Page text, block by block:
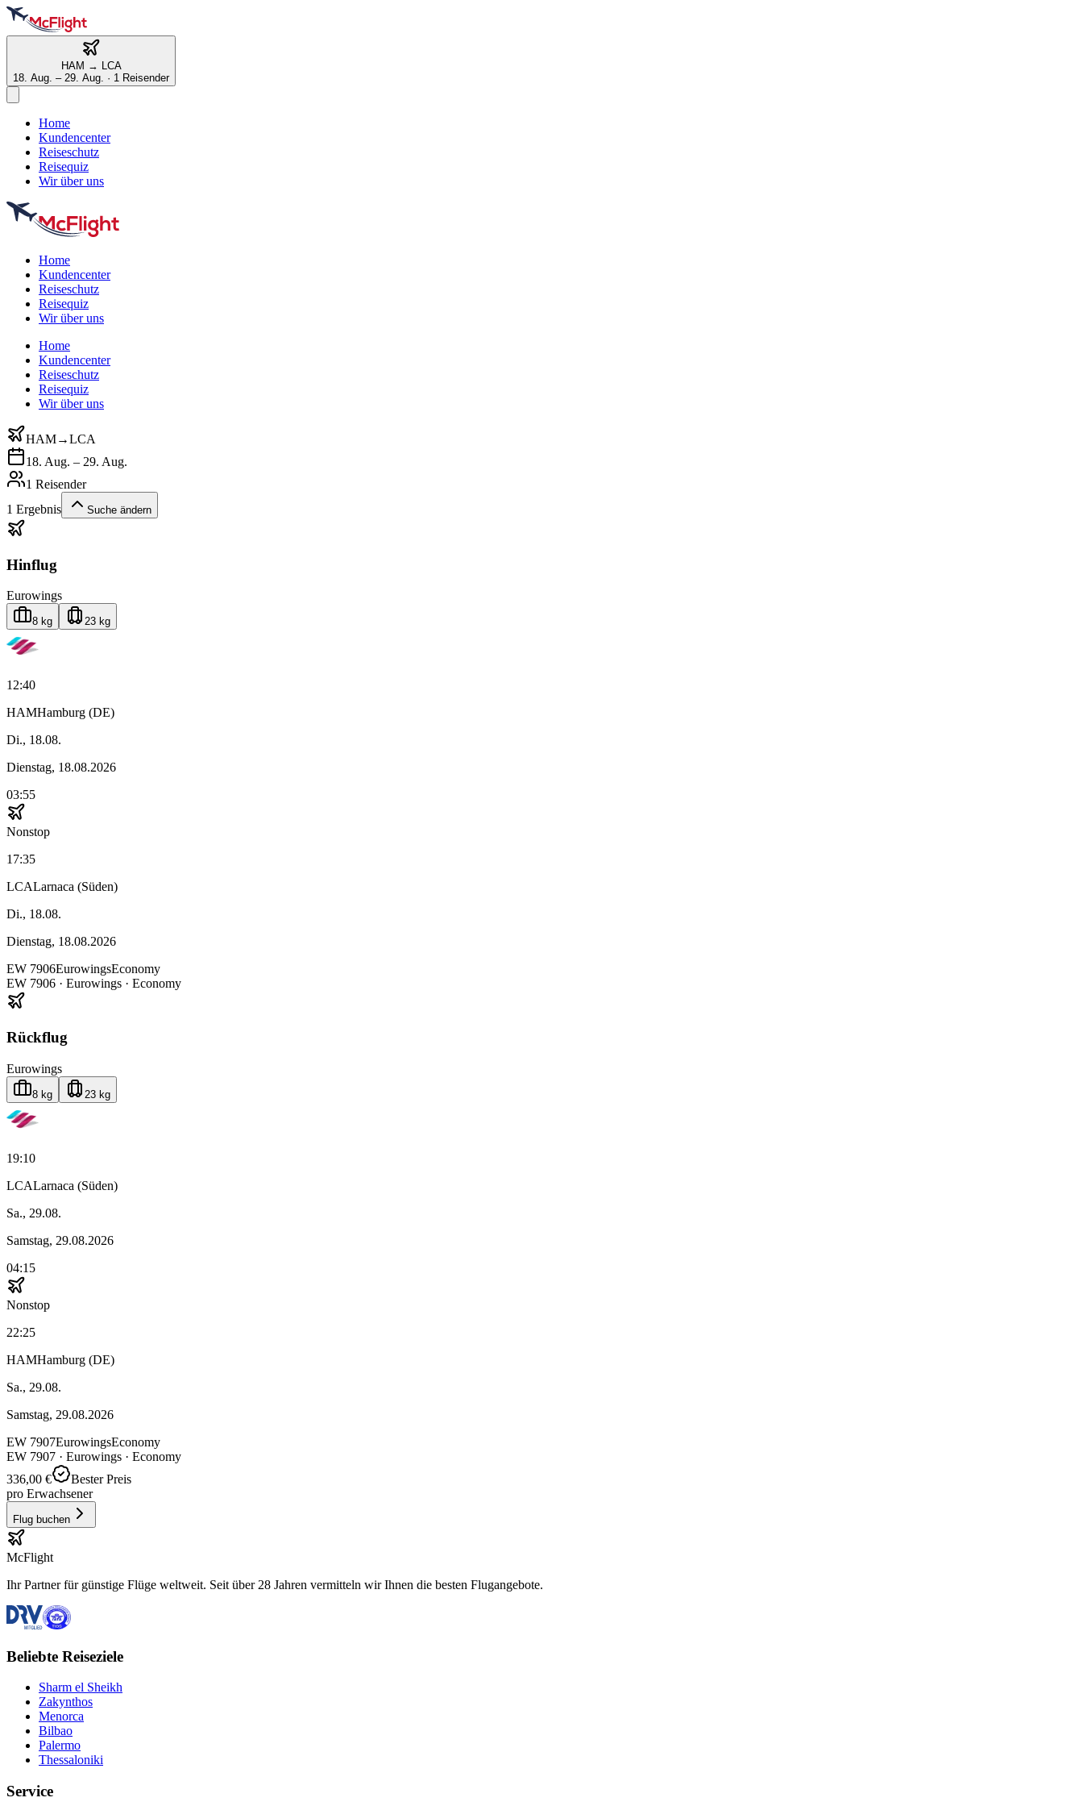
HAM → LCA
18. Aug. – 29. Aug. · 1 Reisender
Home
Kundencenter
Reiseschutz
Reisequiz
Wir über uns
Home
Kundencenter
Reiseschutz
Reisequiz
Wir über uns
Home
Kundencenter
Reiseschutz
Reisequiz
Wir über uns
HAM→LCA
18. Aug. – 29. Aug.
1 Reisender
1 Ergebnis Suche ändern
Hinflug
Eurowings
8 kg 23 kg
12:40
HAMHamburg (DE)
Di., 18.08.
Dienstag, 18.08.2026
03:55
Nonstop
17:35
LCALarnaca (Süden)
Di., 18.08.
Dienstag, 18.08.2026
EW 7906EurowingsEconomy
EW 7906 · Eurowings · Economy
Rückflug
Eurowings
8 kg 23 kg
19:10
LCALarnaca (Süden)
Sa., 29.08.
Samstag, 29.08.2026
04:15
Nonstop
22:25
HAMHamburg (DE)
Sa., 29.08.
Samstag, 29.08.2026
EW 7907EurowingsEconomy
EW 7907 · Eurowings · Economy
336,00 €
Bester Preis
pro Erwachsener
Flug buchen
McFlight
Ihr Partner für günstige Flüge weltweit. Seit über 28 Jahren vermitteln wir Ihnen die besten Flugangebote.
Beliebte Reiseziele
Sharm el Sheikh
Zakynthos
Menorca
Bilbao
Palermo
Thessaloniki
Service